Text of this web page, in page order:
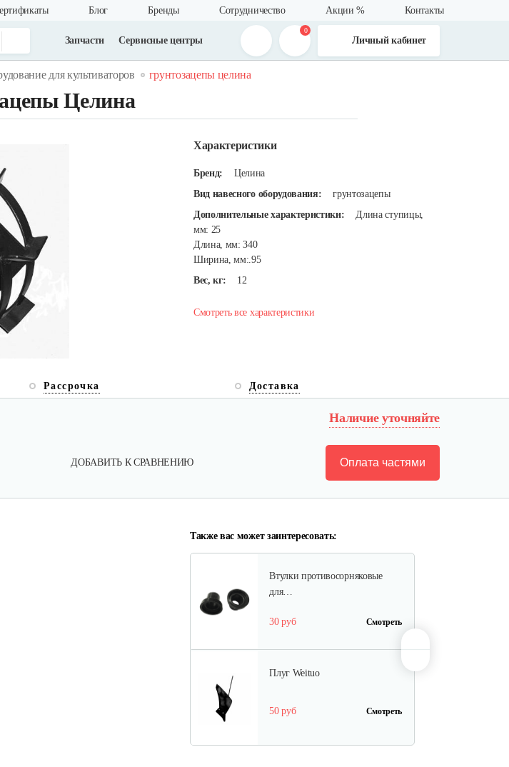
Блог Бренды Сотрудничество Акции % Контакты
Запчасти Сервисные центры
0
Личный кабинет
для культиваторов грунтозацепы целина
Целина
Характеристики
Бренд:
Целина
Вид навесного оборудования:
грунтозацепы
Дополнительные характеристики:
Длина ступицы,
мм: 25
Длина, мм: 340
Ширина, мм:.95
Вес, кг:
12
Смотреть все характеристики
Рассрочка Доставка
Наличие уточняйте
ДОБАВИТЬ К СРАВНЕНИЮ Оплата частями
Также вас может заинтересовать:
Полольник левый к МК Тарпан
Смотреть
Газонокосилка-приставка…
Втулки противосорняковые
для…
30 руб Смотреть
Плуг Weituo
50 руб Смотреть